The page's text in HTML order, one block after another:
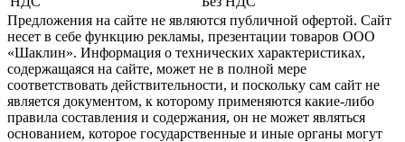
Предложения на сайте не являются публичной офертой. Сайт
несет в себе функцию рекламы, презентации товаров ООО
«Шаклин». Информация о технических характеристиках,
содержащаяся на сайте, может не в полной мере
соответствовать действительности, и поскольку сам сайт не
является документом, к которому применяются какие-либо
правила составления и содержания, он не может являться
основанием, которое государственные и иные органы могут